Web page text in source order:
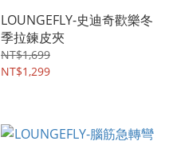
LOUNGEFLY-史迪奇歡樂冬
季拉鍊皮夾
NT$1,699
NT$1,299